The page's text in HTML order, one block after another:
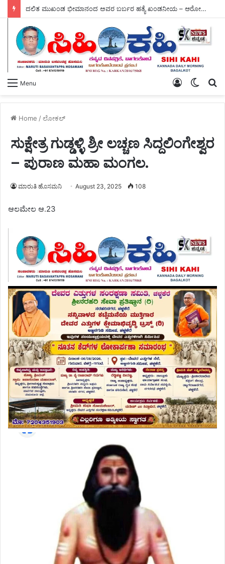
ದಲಿತ ಮುಖಂಡ ಭೀಮಾನಂದ ಅವರ ಬರ್ಬರ ಹತ್ಯೆ ಖಂಡನೀಯ – ಆರೋಪಿಗಳ ತಕ್ಷಣ ಬಂಧನಕ್ಕೆ ಕರ್ನಾಟಕ ರಾಜ್ಯ ದಲಿತ ವಿದ್ಯಾರ್ಥಿ ಪರಿಷತ್ ಆಗ್ರಹ.
Menu
Switch
Log
Home /ಲೋಕಲ್
ಸುಕ್ಷೇತ್ರ ಗುಡ್ಡಳ್ಳಿ ಶ್ರೀ ಲಚ್ಚಣ ಸಿದ್ದಲಿಂಗೇಶ್ವರ
– ಪುರಾಣ ಮಹಾ ಮಂಗಲ.
ಮಾರುತಿ ಹೊಸಮನಿ August 23, 2025 108
ಆಲಮೇಲ ಆ.23